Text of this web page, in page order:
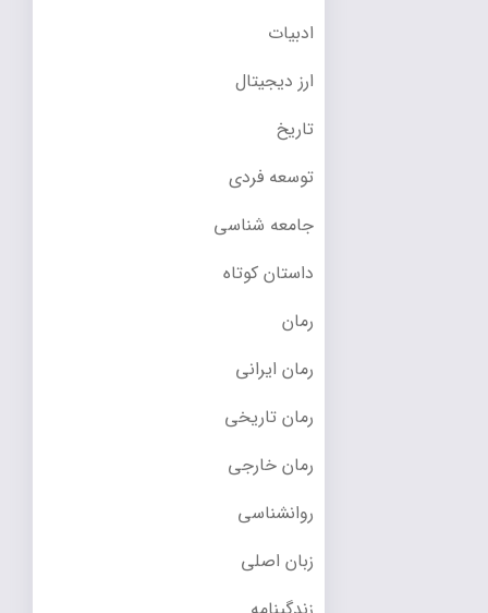
ادبیات
ارز دیجیتال
تاریخ
توسعه فردی
جامعه شناسی
داستان کوتاه
رمان
رمان ایرانی
رمان تاریخی
رمان خارجی
روانشناسی
زبان اصلی